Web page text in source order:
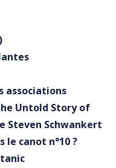
associations
Untold Story of
Steven Schwankert
canot n°10 ?